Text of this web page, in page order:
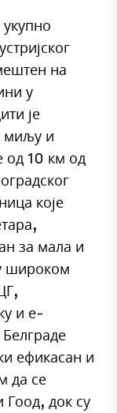
на
у
је
миљу и
од 10 км од
које
за мала и
широком
и е-
ефикасан и
да се
док су